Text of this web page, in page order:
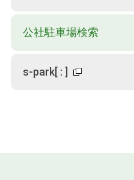
公社駐車場検索
s-park[: ]